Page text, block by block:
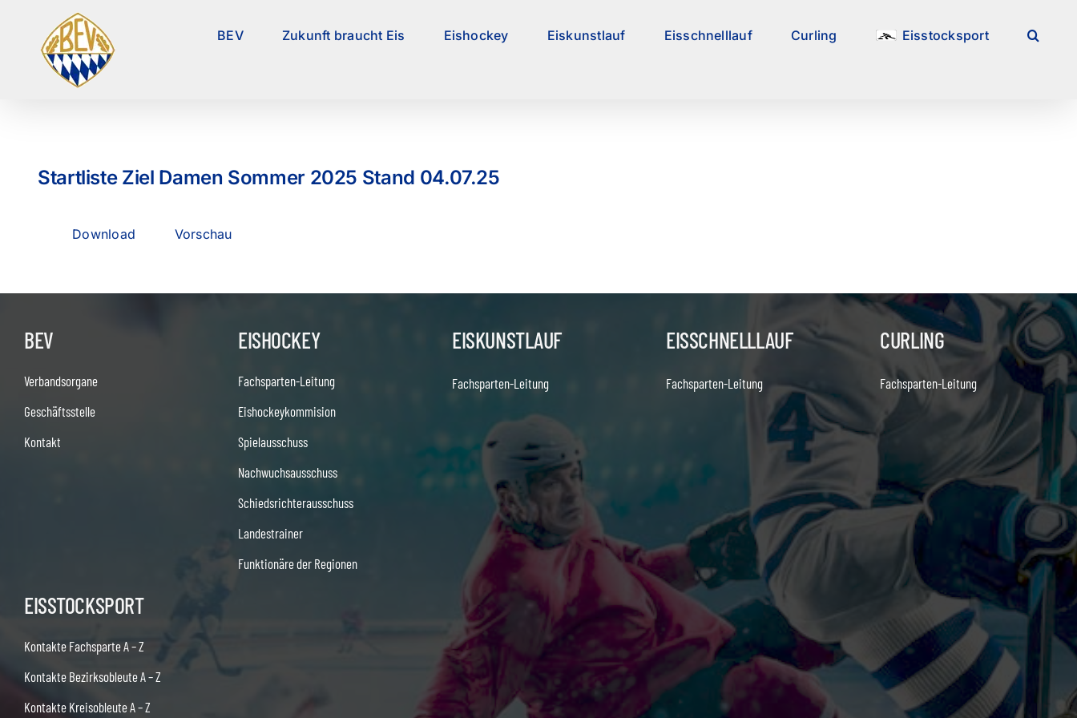
springen
BEV Zukunft braucht Eis Eishockey Eiskunstlauf Eisschnelllauf Curling Eisstocksport
Startliste Ziel Damen Sommer 2025 Stand 04.07.25
Download Vorschau
BEV
Verbandsorgane
Geschäftsstelle
Kontakt
EISHOCKEY
Fachsparten-Leitung
Eishockeykommision
Spielausschuss
Nachwuchsausschuss
Schiedsrichterausschuss
Landestrainer
Funktionäre der Regionen
EISKUNSTLAUF
Fachsparten-Leitung
EISSCHNELLLAUF
Fachsparten-Leitung
CURLING
Fachsparten-Leitung
EISSTOCKSPORT
Kontakte Fachsparte A – Z
Kontakte Bezirksobleute A – Z
Kontakte Kreisobleute A – Z